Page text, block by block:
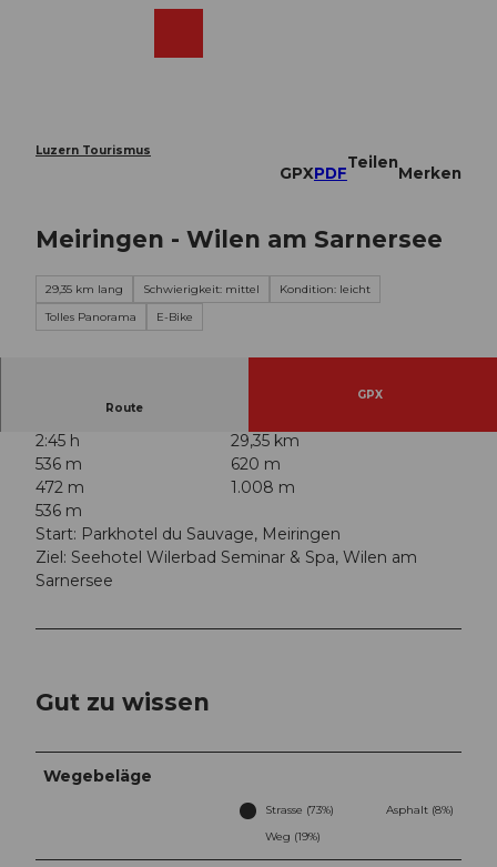
Luzern Tourismus
GPXPDF
Teilen
Merken
Meiringen - Wilen am Sarnersee
29,35 km lang Schwierigkeit: mittel
Kondition: leicht
Tolles Panorama
E-Bike
Route
GPX
2:45 h
29,35 km
536 m
620 m
472 m
1.008 m
536 m
Start: Parkhotel du Sauvage, Meiringen
Ziel: Seehotel Wilerbad Seminar & Spa, Wilen am
Sarnersee
Gut zu wissen
Wegebeläge
Strasse (73%)
Asphalt (8%)
Weg (19%)